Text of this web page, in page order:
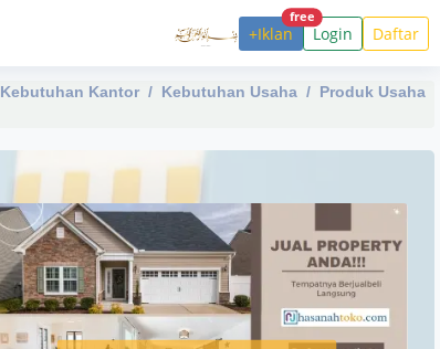
+Iklan
free
Login Daftar
Kebutuhan Kantor Kebutuhan Usaha
Produk Usaha